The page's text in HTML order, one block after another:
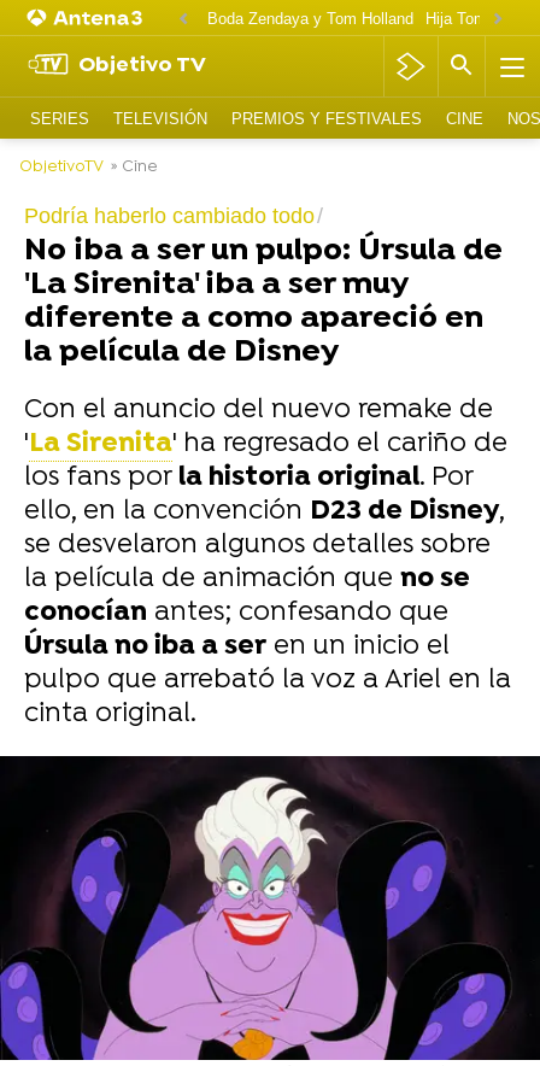
Boda Zendaya y Tom Holland Hija Tom
Objetivo TV
SERIES TELEVISIÓN PREMIOS Y FESTIVALES CINE
ObjetivoTV » Cine
Podría haberlo cambiado todo
No iba a ser un pulpo: Úrsula de
'La Sirenita' iba a ser muy
diferente a como apareció en
la película de Disney
Con el anuncio del nuevo remake de
'La Sirenita' ha regresado el cariño de
los fans por la historia original. Por
ello, en la convención D23 de Disney,
se desvelaron algunos detalles sobre
la película de animación que no se
conocían antes; confesando que
Úrsula no iba a ser en un inicio el
pulpo que arrebató la voz a Ariel en la
cinta original.
-